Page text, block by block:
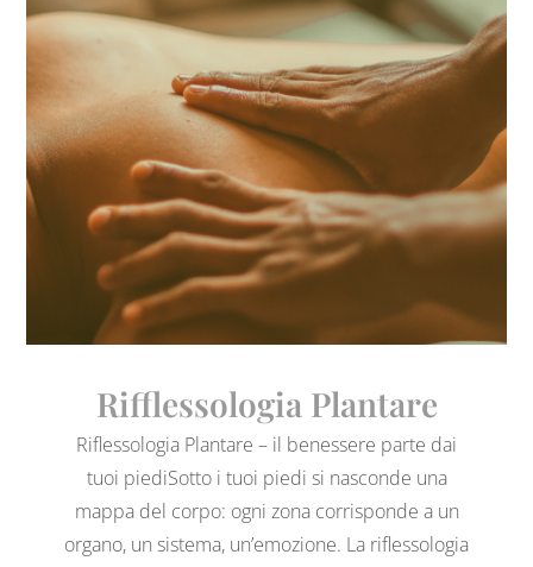
Rifflessologia Plantare
Riflessologia Plantare – il benessere parte dai
tuoi piediSotto i tuoi piedi si nasconde una
mappa del corpo: ogni zona corrisponde a un
organo, un sistema, un’emozione. La riflessologia